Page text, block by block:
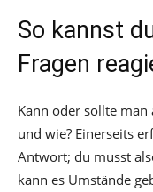
So kannst
Fragen
Kann oder sollte man
und wie? Einerseits
Antwort; du musst
kann es Umstände